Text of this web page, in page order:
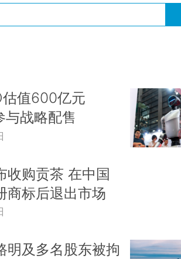
值600亿元
战略配售
收购贡茶 在中国
商标后退出市场
明及多名股东被拘